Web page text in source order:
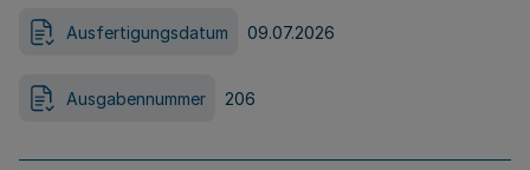
Ausfertigungsdatum 09.07.2026
Ausgabennummer 206